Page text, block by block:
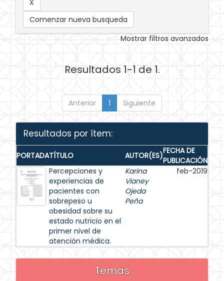
Comenzar nueva busqueda
Mostrar filtros avanzados
Resultados 1-1 de 1.
Anterior 1 Siguiente
Resultados por ítem:
PORTADATÍTULO AUTOR(ES)FECHA DE
PUBLICACIÓN
Percepciones y
experiencias de
pacientes con
sobrepeso u
obesidad sobre su
estado nutricio en el
primer nivel de
atención médica.
Karina
Vianey
Ojeda
Peña
feb-2019
Temas